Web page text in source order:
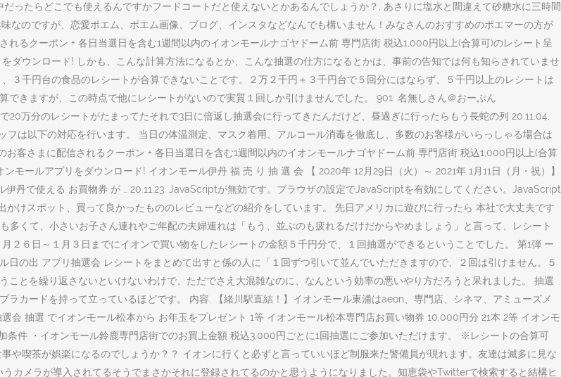
ったらどこでも使えるんですかフードコートだと使えないとかあるんでしょうか？, あさりに塩水と間違えて砂糖水に三時間
なのですが、恋愛ポエム、ポエム画像、ブログ、インスタなどなんでも構いません！みなさんのおすすめのポエマーの方が
るクーポン + 各日当選日を含む1週間以内のイオンモールナゴヤドーム前 専門店街 税込1,000円以上(合算可)のレシート呈
ダウンロード! しかも、こんな計算方法になるとか、こんな抽選の仕方になるとかは、事前の告知では何も知らされていませ
３千円台の食品のレシートが合算できないことです。２万２千円＋３千円台で５回分にはならず、５千円以上のレシートは
きますが、この時点で他にレシートがないので実質１回しか引けませんでした。 901: 名無しさん＠おーぷん
万分のレシートがたまってたそれで3日に倍返し抽選会に行ってきたんだけど、昼過ぎに行ったらもう長蛇の列 20.11.04.
は以下の対応を行います。 当日の体温測定、マスク着用、アルコール消毒を徹底し、多数のお客様がいらっしゃる場合は
客さまに配信されるクーポン + 各日当選日を含む1週間以内のイオンモールナゴヤドーム前 専門店街 税込1,000円以上(合算
ールアプリをダウンロード! イオンモール伊丹 福 売 り 抽 選 会 【 2020年 12月29日（火）～ 2021年 1月11日（月・祝）】
丹で使える お買物券 が … 20.11.23. JavaScriptが無効です。ブラウザの設定でJavaScriptを有効にしてください。JavaScript
けスポット、買って良かったもののレビューなどの紹介をしています。 先日アメリカに遊びに行ったら 本社で大丈夫です
くて、小さいお子さん連れやご年配の夫婦連れは「もう、並ぶのも疲れるだけだからやめましょう」と言って、レシート
２６日～１月３日までにイオンで買い物をしたレシートの金額５千円分で、１回抽選ができるということでした。 第1弾 ー
の出 アプリ抽選会 レシートをまとめて出すと係の人に「１回ずつ引いて並んでいただきますので、２回は引けません。５
とを繰り返さないといけないわけで、ただでさえ大混雑なのに、なんという効率の悪いやり方だろうと呆れました。 抽選
カードを持って立っているほどです。 内容. 【緒川駅直結！】イオンモール東浦はaeon、専門店、シネマ、アミューズメ
会 抽選 でイオンモール松本から お年玉をプレゼント 1等 イオンモール松本専門店お買い物券 10,000円分 21本 2等 イオンモ
件 ・イオンモール鈴鹿専門店街でのお買上金額 税込3,000円ごとに1回抽選にご参加いただけます。 ※レシートの合算可
喫茶が娯楽になるのでしょうか？？ イオンに行くと必ずと言っていいほど制服来た警備員が現れます。友達は滅多に見な
カメラが導入されてるそうでまさかそれに登録されてるのかと思うようになりました。知恵袋やTwitterで検索すると結構ヒ